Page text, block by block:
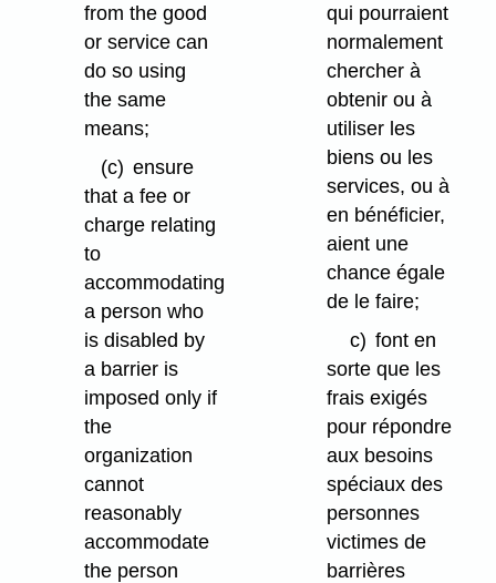
from the good
or service can
do so using
the same
means;
(c) ensure
that a fee or
charge relating
to
accommodating
a person who
is disabled by
a barrier is
imposed only if
the
organization
cannot
reasonably
accommodate
the person
qui pourraient
normalement
chercher à
obtenir ou à
utiliser les
biens ou les
services, ou à
en bénéficier,
aient une
chance égale
de le faire;
c) font en
sorte que les
frais exigés
pour répondre
aux besoins
spéciaux des
personnes
victimes de
barrières